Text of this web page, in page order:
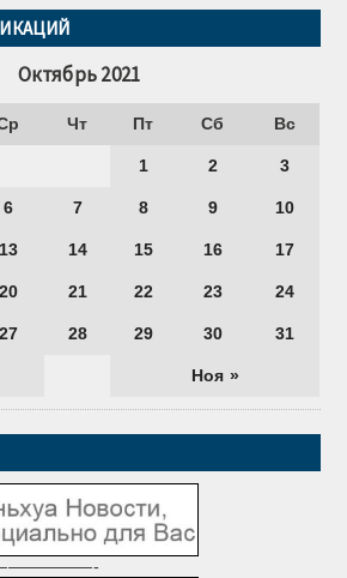
Октябрь 2021
Чт Пт Сб Вс
Ноя »
1 2 3
6 7 8 9 10
13 14 15 16 17
20 21 22 23 24
27 28 29 30 31